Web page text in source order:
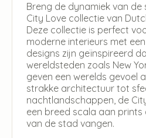
Breng de dynamiek van de
City Love collectie van
Deze collectie is perfect
moderne interieurs met
designs zijn geïnspireerd
wereldsteden zoals New
geven een werelds gevoel
strakke architectuur tot
nachtlandschappen, de
een breed scala aan prints
van de stad vangen.